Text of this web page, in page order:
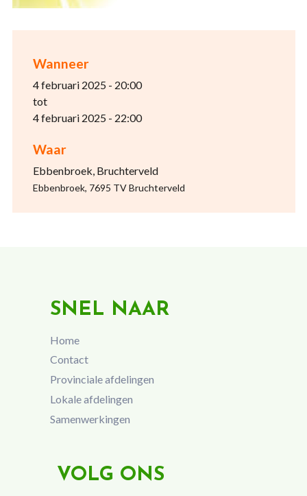
Wanneer
4 februari 2025 - 20:00
tot
4 februari 2025 - 22:00
Waar
Ebbenbroek, Bruchterveld
Ebbenbroek, 7695 TV Bruchterveld
SNEL NAAR
Home
Contact
Provinciale afdelingen
Lokale afdelingen
Samenwerkingen
VOLG ONS